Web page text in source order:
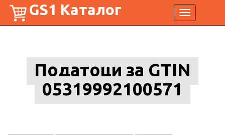
Toggle
navigation
GS1 Каталог
Податоци за GTIN
05319992100571